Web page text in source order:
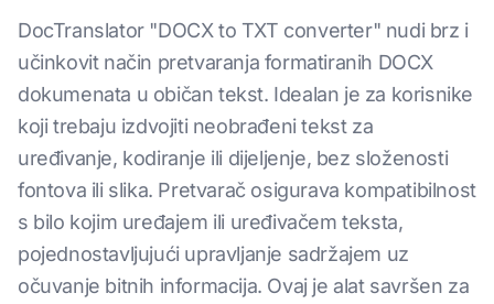
DocTranslator "DOCX to TXT converter" nudi brz i
učinkovit način pretvaranja formatiranih DOCX
dokumenata u običan tekst. Idealan je za korisnike
koji trebaju izdvojiti neobrađeni tekst za
uređivanje, kodiranje ili dijeljenje, bez složenosti
fontova ili slika. Pretvarač osigurava kompatibilnost
s bilo kojim uređajem ili uređivačem teksta,
pojednostavljujući upravljanje sadržajem uz
očuvanje bitnih informacija. Ovaj je alat savršen za